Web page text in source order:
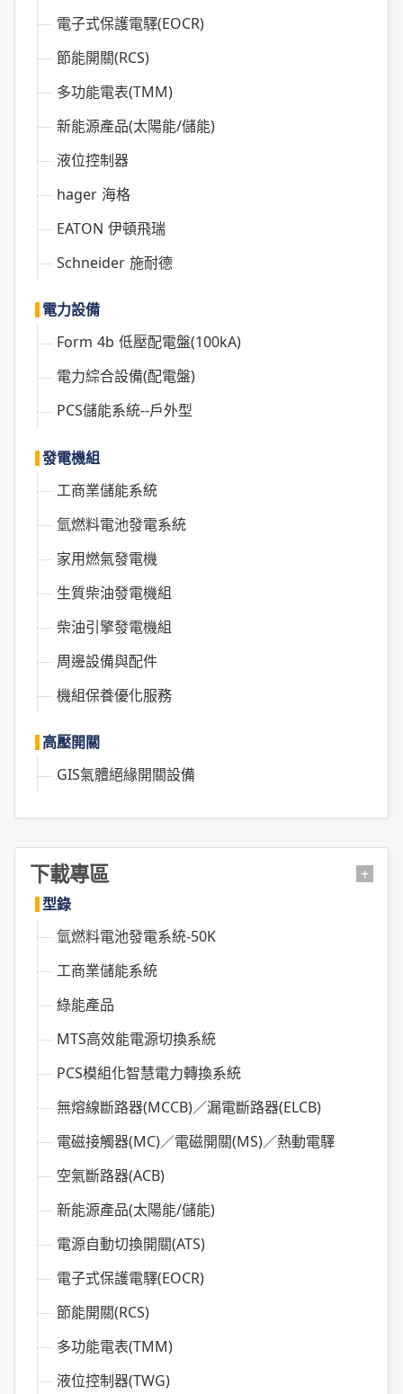
電子式保護電驛(EOCR)
節能開關(RCS)
多功能電表(TMM)
新能源產品(太陽能/儲能)
液位控制器
hager 海格
EATON 伊頓飛瑞
Schneider 施耐德
電力設備
Form 4b 低壓配電盤(100kA)
電力綜合設備(配電盤)
PCS儲能系統--戶外型
發電機組
工商業儲能系統
氫燃料電池發電系統
家用燃氣發電機
生質柴油發電機組
柴油引擎發電機組
周邊設備與配件
機組保養優化服務
高壓開關
GIS氣體絕緣開關設備
下載專區
+
型錄
氫燃料電池發電系統-50K
工商業儲能系統
綠能產品
MTS高效能電源切換系統
PCS模組化智慧電力轉換系統
無熔線斷路器(MCCB)／漏電斷路器(ELCB)
電磁接觸器(MC)／電磁開關(MS)／熱動電驛
空氣斷路器(ACB)
新能源產品(太陽能/儲能)
電源自動切換開關(ATS)
電子式保護電驛(EOCR)
節能開關(RCS)
多功能電表(TMM)
液位控制器(TWG)